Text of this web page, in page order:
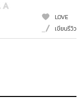
LOVE
เขียนรีวิว